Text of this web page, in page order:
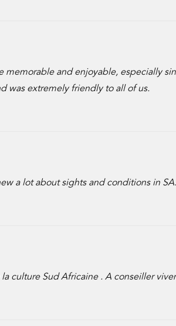
memorable and enjoyable, especially
was extremely friendly to all of us.
a lot about sights and conditions in SA.
culture Sud Africaine . A conseiller